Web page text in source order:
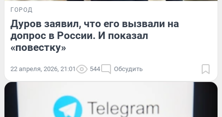
ГОРОД
Дуров заявил, что его вызвали на
допрос в России. И показал
«повестку»
22 апреля, 2026, 21:01 544 Обсудить